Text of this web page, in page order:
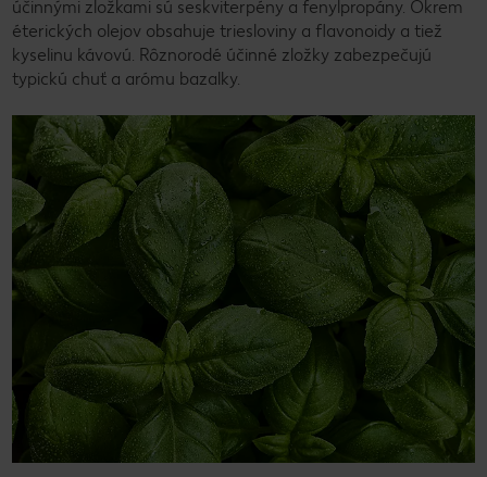
účinnými zložkami sú seskviterpény a fenylpropány. Okrem
éterických olejov obsahuje triesloviny a flavonoidy a tiež
kyselinu kávovú. Rôznorodé účinné zložky zabezpečujú
typickú chuť a arómu bazalky.